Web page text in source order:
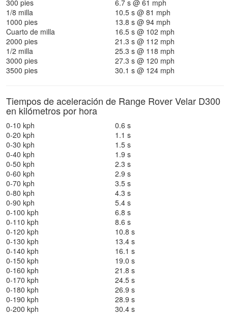
300 pies
6.7 s @ 61 mph
1/8 milla
10.5 s @ 81 mph
1000 pies
13.8 s @ 94 mph
Cuarto de milla
16.5 s @ 102 mph
2000 pies
21.3 s @ 112 mph
1/2 milla
25.3 s @ 118 mph
3000 pies
27.3 s @ 120 mph
3500 pies
30.1 s @ 124 mph
Tiempos de aceleración de Range Rover Velar D300
en kilómetros por hora
0-10 kph
0.6 s
0-20 kph
1.1 s
0-30 kph
1.5 s
0-40 kph
1.9 s
0-50 kph
2.3 s
0-60 kph
2.9 s
0-70 kph
3.5 s
0-80 kph
4.3 s
0-90 kph
5.4 s
0-100 kph
6.8 s
0-110 kph
8.6 s
0-120 kph
10.8 s
0-130 kph
13.4 s
0-140 kph
16.1 s
0-150 kph
19.0 s
0-160 kph
21.8 s
0-170 kph
24.5 s
0-180 kph
26.9 s
0-190 kph
28.9 s
0-200 kph
30.4 s